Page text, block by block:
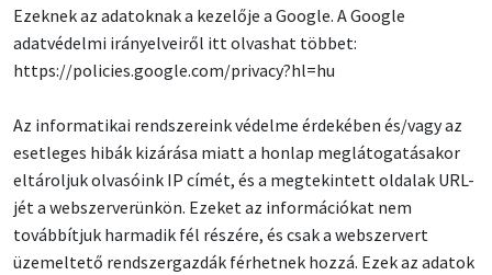
Ezeknek az adatoknak a kezelője a Google. A Google
adatvédelmi irányelveiről itt olvashat többet:
https://policies.google.com/privacy?hl=hu
Az informatikai rendszereink védelme érdekében és/vagy az
esetleges hibák kizárása miatt a honlap meglátogatásakor
eltároljuk olvasóink IP címét, és a megtekintett oldalak URL-
jét a webszerverünkön. Ezeket az információkat nem
továbbítjuk harmadik fél részére, és csak a webszervert
üzemeltető rendszergazdák férhetnek hozzá. Ezek az adatok